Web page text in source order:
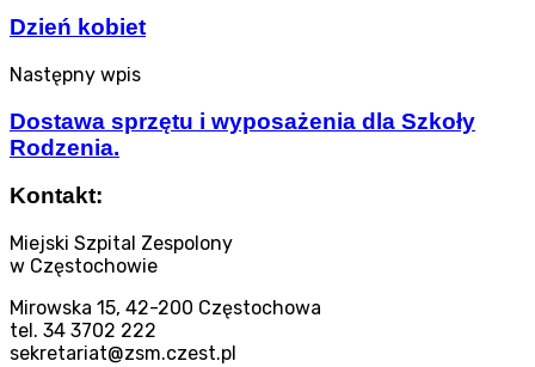
Dzień kobiet
Następny wpis
Dostawa sprzętu i wyposażenia dla Szkoły
Rodzenia.
Kontakt:
Miejski Szpital Zespolony
w Częstochowie
Mirowska 15, 42-200 Częstochowa
tel. 34 3702 222
sekretariat@zsm.czest.pl